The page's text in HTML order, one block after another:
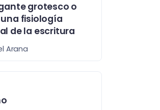
grotesco o
fisiología
de la escritura
Arana